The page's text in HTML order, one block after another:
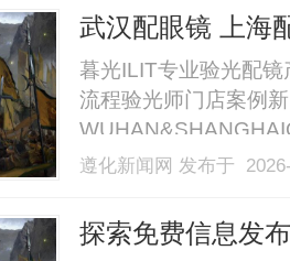
40%-60%优惠，兼顾
武汉配眼镜 上海
暮光ILIT专业验光配
流程验光师门店案例
业验光配镜的写字楼
40%-60%优惠，兼顾
遵化新闻网 发布于
探索免费信息发